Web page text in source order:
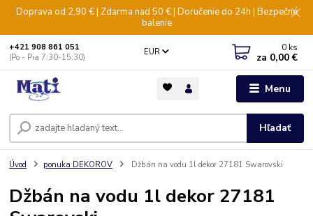
Doprava od 2,90 € | Zdarma nad 50 € | Doručenie do 24h | Bezpečné
balenie
Menu
EUR
Hľadať
+421 908 861 051
(Po - Pia 7:30-15:30)
0 ks
za 0,00 €
Úvod ponuka DEKOROV Džbán na vodu 1l dekor 27181 Swarovski
Džbán na vodu 1l dekor 27181